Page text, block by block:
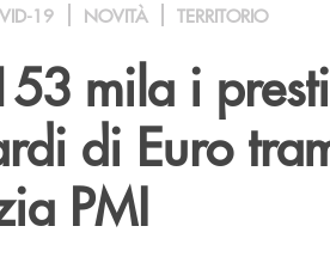
19 NOVITÀ TERRITORIO
mila i
di Euro
PMI